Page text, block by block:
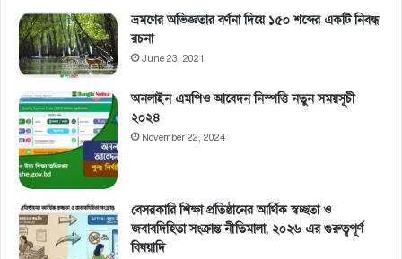
ভ্রমণের অভিজ্ঞতার বর্ণনা দিয়ে ১৫০ শব্দের একটি নিবন্ধ
রচনা
June 23, 2021
অনলাইন এমপিও আবেদন নিস্পত্তি নতুন সময়সূচী
২০২৪
November 22, 2024
বেসরকারি শিক্ষা প্রতিষ্ঠানের আর্থিক স্বচ্ছতা ও
জবাবদিহিতা সংক্রান্ত নীতিমালা, ২০২৬ এর গুরুত্বপূর্ণ
বিষয়াদি